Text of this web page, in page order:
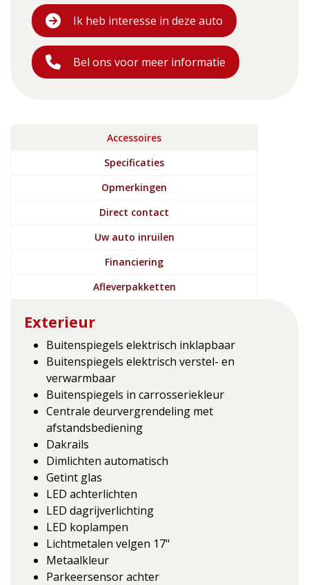
Ik heb interesse in deze auto
Bel ons voor meer informatie
Accessoires
Specificaties
Opmerkingen
Direct contact
Uw auto inruilen
Financiering
Afleverpakketten
Exterieur
Buitenspiegels elektrisch inklapbaar
Buitenspiegels elektrisch verstel- en
verwarmbaar
Buitenspiegels in carrosseriekleur
Centrale deurvergrendeling met
afstandsbediening
Dakrails
Dimlichten automatisch
Getint glas
LED achterlichten
LED dagrijverlichting
LED koplampen
Lichtmetalen velgen 17"
Metaalkleur
Parkeersensor achter